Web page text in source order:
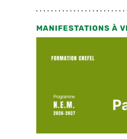
MANIFESTATIONS À